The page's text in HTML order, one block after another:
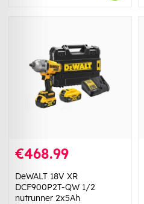
€468.99
DeWALT 18V XR
DCF900P2T-QW 1/2
nutrunner 2x5Ah